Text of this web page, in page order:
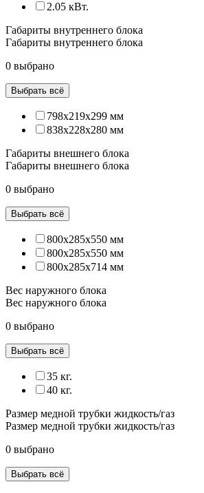
2.05 кВт.
Габариты внутреннего блока
Габариты внутреннего блока
0 выбрано
Выбрать всё
798x219x299 мм
838х228х280 мм
Габариты внешнего блока
Габариты внешнего блока
0 выбрано
Выбрать всё
800x285x550 мм
800х285х550 мм
800x285x714 мм
Вес наружного блока
Вес наружного блока
0 выбрано
Выбрать всё
35 кг.
40 кг.
Размер медной трубки жидкость/газ
Размер медной трубки жидкость/газ
0 выбрано
Выбрать всё